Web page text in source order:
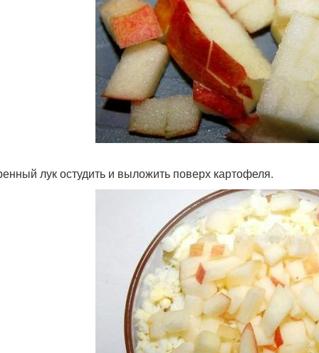
лук остудить и выложить поверх картофеля.